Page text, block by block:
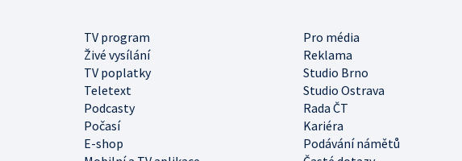
TV program
Pro média
Živé vysílání
Reklama
TV poplatky
Studio Brno
Teletext
Studio Ostrava
Podcasty
Rada ČT
Počasí
Kariéra
E-shop
Podávání námětů